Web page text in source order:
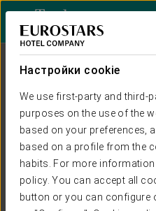
Настройки cookie
We use first-party and third-
purposes on the use of the
based on your preferences,
based on a profile from the
habits. For more
policy. You can accept all
button or you can configure
Варианты
ДЛЯ САМОГО